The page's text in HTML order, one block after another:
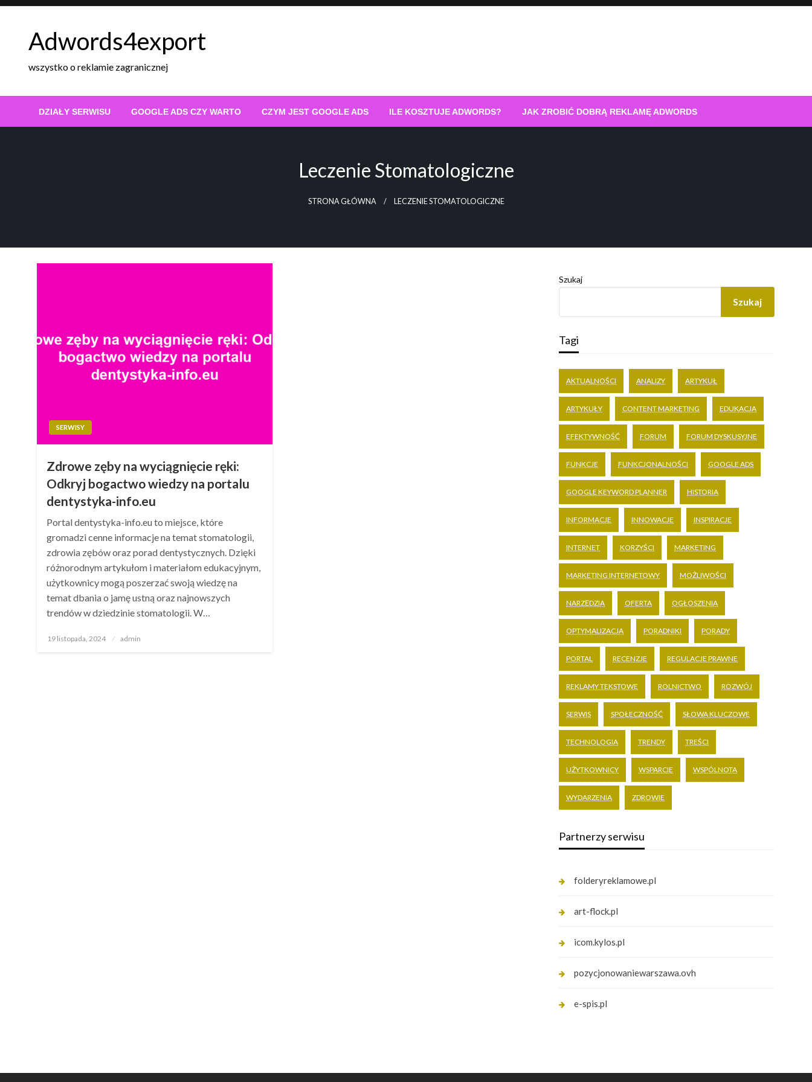
Skip
Adwords4export
wszystko o reklamie zagranicznej
DZIAŁY SERWISU GOOGLE ADS CZY WARTO CZYM JEST GOOGLE ADS ILE KOSZTUJE ADWORDS? JAK ZROBIĆ DOBRĄ REKLAMĘ ADWORDS
Leczenie Stomatologiczne
STRONA GŁÓWNA LECZENIE STOMATOLOGICZNE
SERWISY
Zdrowe zęby na wyciągnięcie ręki:
Odkryj bogactwo wiedzy na portalu
dentystyka-info.eu
Portal dentystyka-info.eu to miejsce, które
gromadzi cenne informacje na temat stomatologii,
zdrowia zębów oraz porad dentystycznych. Dzięki
różnorodnym artykułom i materiałom edukacyjnym,
użytkownicy mogą poszerzać swoją wiedzę na
temat dbania o jamę ustną oraz najnowszych
trendów w dziedzinie stomatologii. W…
Opublikowane
19 listopada, 2024 admin
Szukaj
Szukaj
Tagi
AKTUALNOŚCI ANALIZY ARTYKUŁ
ARTYKUŁY CONTENT MARKETING EDUKACJA
EFEKTYWNOŚĆ FORUM FORUM DYSKUSYJNE
FUNKCJE FUNKCJONALNOŚCI GOOGLE ADS
GOOGLE KEYWORD PLANNER HISTORIA
INFORMACJE INNOWACJE INSPIRACJE
INTERNET KORZYŚCI MARKETING
MARKETING INTERNETOWY MOŻLIWOŚCI
NARZĘDZIA OFERTA OGŁOSZENIA
OPTYMALIZACJA PORADNIKI PORADY
PORTAL RECENZJE REGULACJE PRAWNE
REKLAMY TEKSTOWE ROLNICTWO ROZWÓJ
SERWIS SPOŁECZNOŚĆ SŁOWA KLUCZOWE
TECHNOLOGIA TRENDY TREŚCI
UŻYTKOWNICY WSPARCIE WSPÓLNOTA
WYDARZENIA ZDROWIE
Partnerzy serwisu
folderyreklamowe.pl
art-flock.pl
icom.kylos.pl
pozycjonowaniewarszawa.ovh
e-spis.pl